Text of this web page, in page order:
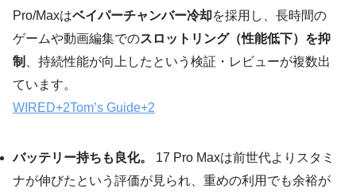
Pro/Maxはベイパーチャンバー冷却を採用し、長時間の
ゲームや動画編集でのスロットリング（性能低下）を抑
制
、持続性能が向上したという検証・レビューが複数出
ています。
WIRED+2Tom’s Guide+2
バッテリー持ちも良化。
17 Pro Maxは前世代よりスタミ
ナが伸びたという評価が見られ、重めの利用でも余裕が